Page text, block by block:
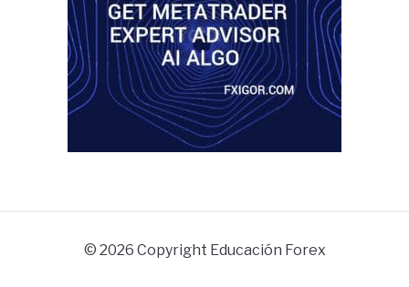
© 2026 Copyright Educación Forex